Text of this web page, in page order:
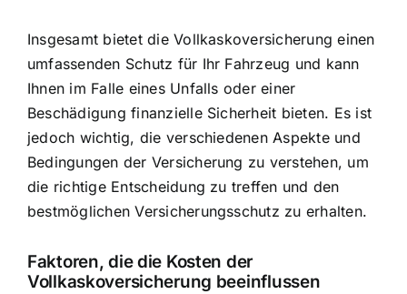
Insgesamt bietet die Vollkaskoversicherung einen
umfassenden Schutz für Ihr Fahrzeug und kann
Ihnen im Falle eines Unfalls oder einer
Beschädigung finanzielle Sicherheit bieten. Es ist
jedoch wichtig, die verschiedenen Aspekte und
Bedingungen der Versicherung zu verstehen, um
die richtige Entscheidung zu treffen und den
bestmöglichen Versicherungsschutz zu erhalten.
Faktoren, die die Kosten der
Vollkaskoversicherung beeinflussen